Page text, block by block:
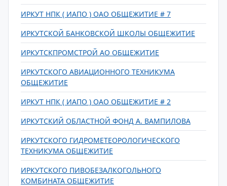
ИРКУТ НПК ( ИАПО ) ОАО ОБЩЕЖИТИЕ # 7
ИРКУТСКОЙ БАНКОВСКОЙ ШКОЛЫ ОБЩЕЖИТИЕ
ИРКУТСКПРОМСТРОЙ АО ОБЩЕЖИТИЕ
ИРКУТСКОГО АВИАЦИОННОГО ТЕХНИКУМА
ОБЩЕЖИТИЕ
ИРКУТ НПК ( ИАПО ) ОАО ОБЩЕЖИТИЕ # 2
ИРКУТСКИЙ ОБЛАСТНОЙ ФОНД А. ВАМПИЛОВА
ИРКУТСКОГО ГИДРОМЕТЕОРОЛОГИЧЕСКОГО
ТЕХНИКУМА ОБЩЕЖИТИЕ
ИРКУТСКОГО ПИВОБЕЗАЛКОГОЛЬНОГО
КОМБИНАТА ОБЩЕЖИТИЕ